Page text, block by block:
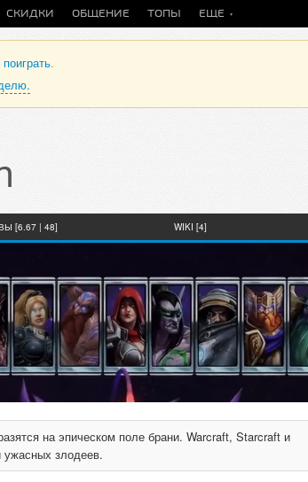
СКИДКИ ОБЩЕНИЕ ТОПЫ ЕЩЕ
.
[6.67 | 48] WIKI [4]
на эпическом поле брани. Warcraft, Starcraft и
ужасных злодеев.